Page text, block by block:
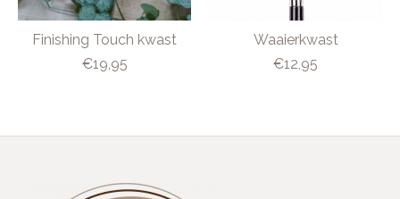
Finishing Touch kwast
€19,95
Waaierkwast
€12,95